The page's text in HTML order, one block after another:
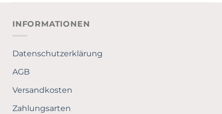
INFORMATIONEN
Datenschutzerklärung
AGB
Versandkosten
Zahlungsarten